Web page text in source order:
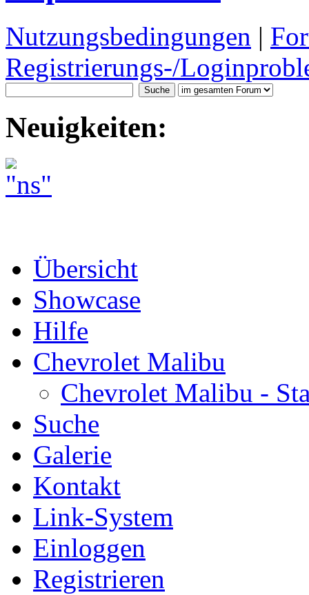
Nutzungsbedingungen |
Registrierungs-/
Neuigkeiten:
Übersicht
Showcase
Hilfe
Chevrolet Malibu
Chevrolet Malibu -
Suche
Galerie
Kontakt
Link-System
Einloggen
Registrieren